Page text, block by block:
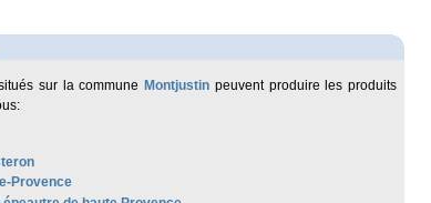
sur la commune Montjustin peuvent produire les produits
Provence